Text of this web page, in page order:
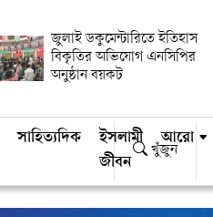
জুলাই ডকুমেন্টারিতে ইতিহাস
বিকৃতির অভিযোগ এনসিপির
অনুষ্ঠান বয়কট
সাহিত্যদিক
ইসলামী
জীবন
আরো
খুঁজুন